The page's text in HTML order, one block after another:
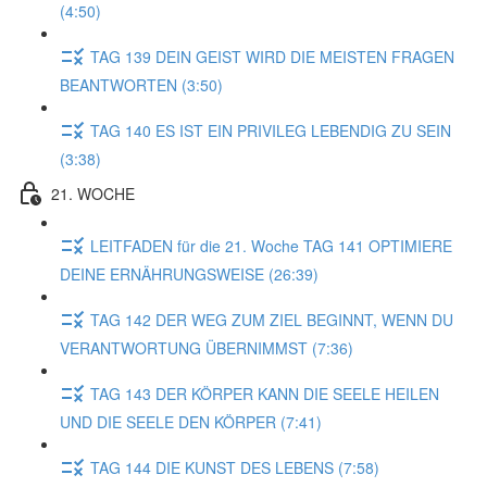
(4:50)
TAG 139 DEIN GEIST WIRD DIE MEISTEN FRAGEN
BEANTWORTEN (3:50)
TAG 140 ES IST EIN PRIVILEG LEBENDIG ZU SEIN
(3:38)
21. WOCHE
LEITFADEN für die 21. Woche TAG 141 OPTIMIERE
DEINE ERNÄHRUNGSWEISE (26:39)
TAG 142 DER WEG ZUM ZIEL BEGINNT, WENN DU
VERANTWORTUNG ÜBERNIMMST (7:36)
TAG 143 DER KÖRPER KANN DIE SEELE HEILEN
UND DIE SEELE DEN KÖRPER (7:41)
TAG 144 DIE KUNST DES LEBENS (7:58)